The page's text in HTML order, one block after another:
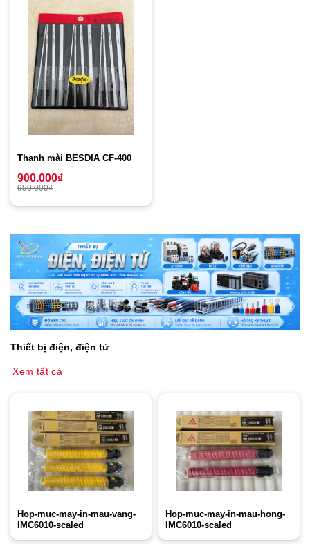
Thanh mài BESDIA CF-400
900.000₫
950.000₫
Thiết bị điện, điện tử
Xem tất cả
Hop-muc-may-in-mau-vang-
IMC6010-scaled
Hop-muc-may-in-mau-hong-
IMC6010-scaled